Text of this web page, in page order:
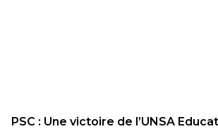
PSC : Une victoire de l’UNSA